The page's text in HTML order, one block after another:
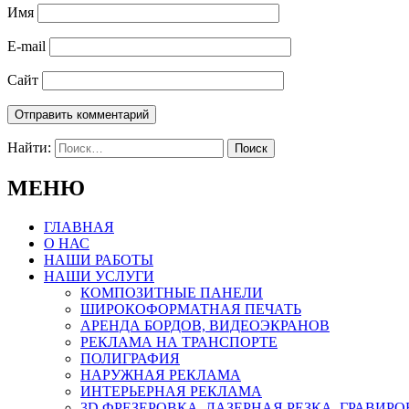
Имя
E-mail
Сайт
Найти:
МЕНЮ
ГЛАВНАЯ
О НАС
НАШИ РАБОТЫ
НАШИ УСЛУГИ
КОМПОЗИТНЫЕ ПАНЕЛИ
ШИРОКОФОРМАТНАЯ ПЕЧАТЬ
АРЕНДА БОРДОВ, ВИДЕОЭКРАНОВ
РЕКЛАМА НА ТРАНСПОРТЕ
ПОЛИГРАФИЯ
НАРУЖНАЯ РЕКЛАМА
ИНТЕРЬЕРНАЯ РЕКЛАМА